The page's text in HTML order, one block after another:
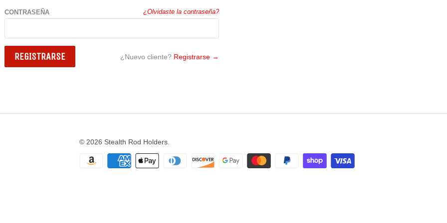
¿Olvidaste la contraseña?
CONTRASEÑA
¿Nuevo cliente? Registrarse →
© 2026 Stealth Rod Holders